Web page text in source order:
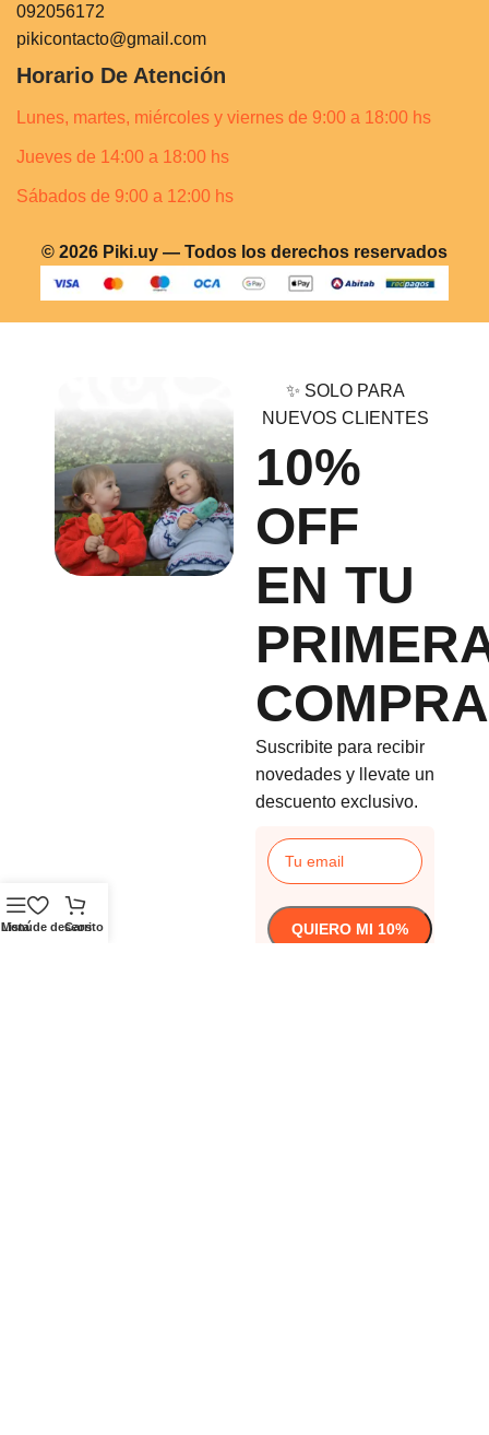
092056172
pikicontacto@gmail.com
Horario De Atención
Lunes, martes, miércoles y viernes de 9:00 a 18:00 hs
Jueves de 14:00 a 18:00 hs
Sábados de 9:00 a 12:00 hs
© 2026 Piki.uy — Todos los derechos reservados
✨ SOLO PARA
NUEVOS CLIENTES
10%
OFF
EN TU
COMPRA
Suscribite para recibir
novedades y llevate un
descuento exclusivo.
Menú
Lista de deseos
Carrito